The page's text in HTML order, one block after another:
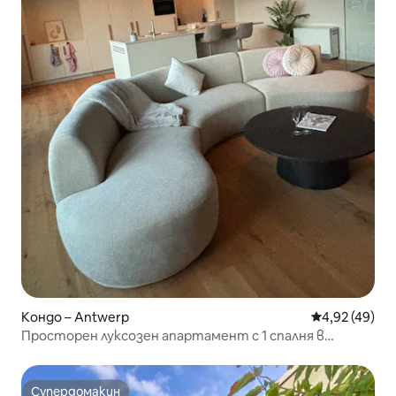
Кондо – Antwerp Средна
4,92 (49)
Просторен луксозен апартамент с 1 спалня в
Супердомакин